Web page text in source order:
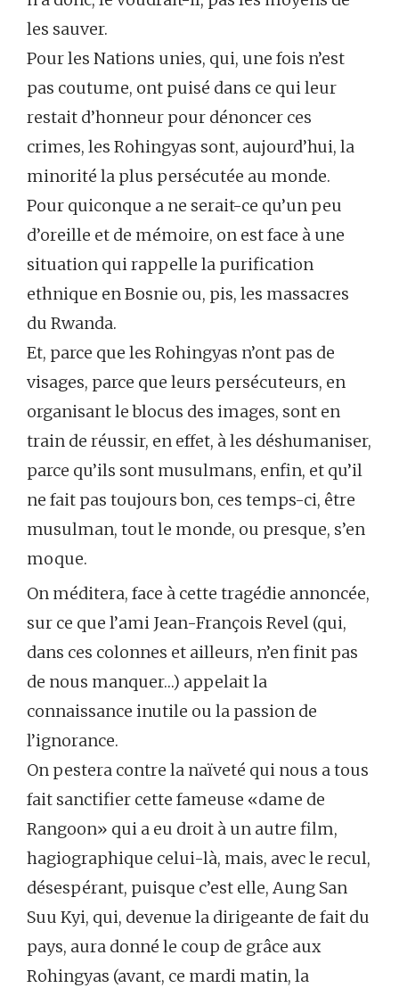
les sauver.
Pour les Nations unies, qui, une fois n’est
pas coutume, ont puisé dans ce qui leur
restait d’honneur pour dénoncer ces
crimes, les Rohingyas sont, aujourd’hui, la
minorité la plus persécutée au monde.
Pour quiconque a ne serait-ce qu’un peu
d’oreille et de mémoire, on est face à une
situation qui rappelle la purification
ethnique en Bosnie ou, pis, les massacres
du Rwanda.
Et, parce que les Rohingyas n’ont pas de
visages, parce que leurs persécuteurs, en
organisant le blocus des images, sont en
train de réussir, en effet, à les déshumaniser,
parce qu’ils sont musulmans, enfin, et qu’il
ne fait pas toujours bon, ces temps-ci, être
musulman, tout le monde, ou presque, s’en
moque.
On méditera, face à cette tragédie annoncée,
sur ce que l’ami Jean-François Revel (qui,
dans ces colonnes et ailleurs, n’en finit pas
de nous manquer…) appelait la
connaissance inutile ou la passion de
l’ignorance.
On pestera contre la naïveté qui nous a tous
fait sanctifier cette fameuse «dame de
Rangoon» qui a eu droit à un autre film,
hagiographique celui-là, mais, avec le recul,
désespérant, puisque c’est elle, Aung San
Suu Kyi, qui, devenue la dirigeante de fait du
pays, aura donné le coup de grâce aux
Rohingyas (avant, ce mardi matin, la